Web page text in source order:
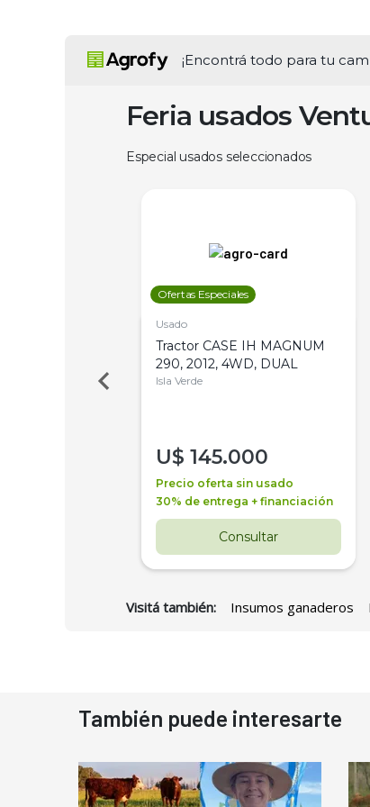
¡Encontrá todo para tu
Feria usados
Especial usados seleccionados
Ofertas Especiales
Usado
Tractor CASE IH MAGNUM
290, 2012, 4WD, DUAL
Isla Verde
U$ 145.000
Precio oferta sin usado
30% de entrega + financiación
Consultar
Visitá también: Insumos ganaderos
También puede interesarte